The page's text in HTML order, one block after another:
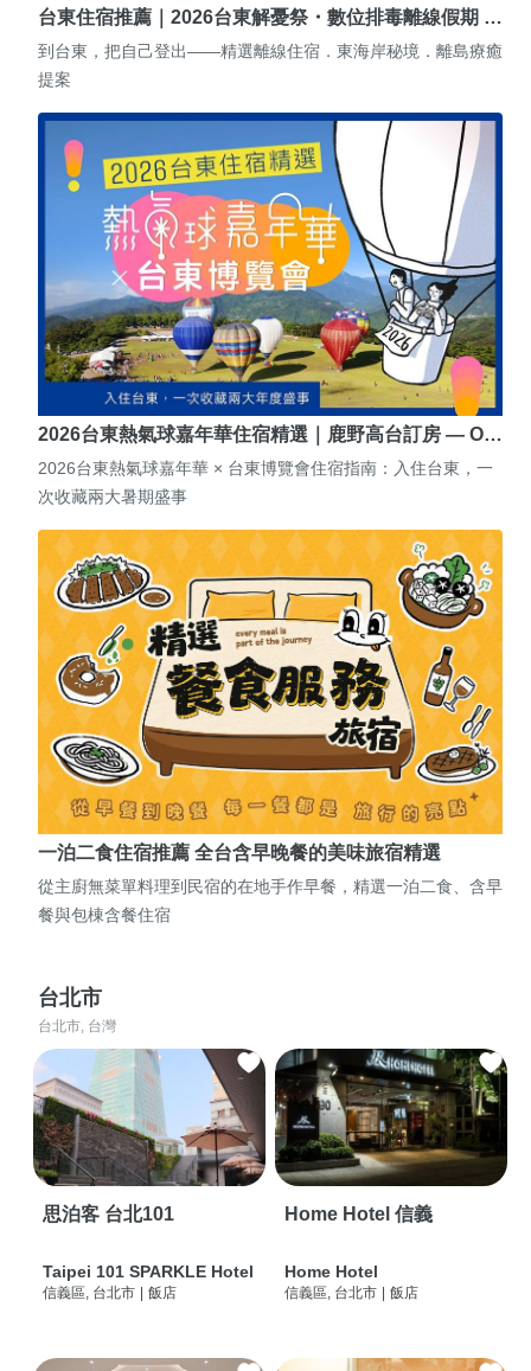
台東住宿推薦｜2026台東解憂祭・數位排毒離線假期 …
到台東，把自己登出——精選離線住宿．東海岸秘境．離島療癒
提案
2026台東熱氣球嘉年華住宿精選｜鹿野高台訂房 — O…
2026台東熱氣球嘉年華 × 台東博覽會住宿指南：入住台東，一
次收藏兩大暑期盛事
一泊二食住宿推薦 全台含早晚餐的美味旅宿精選
從主廚無菜單料理到民宿的在地手作早餐，精選一泊二食、含早
餐與包棟含餐住宿
台北市
台北市, 台灣
思泊客 台北101
Taipei 101 SPARKLE Hotel
信義區, 台北市 飯店
Home Hotel 信義
Home Hotel
信義區, 台北市 飯店